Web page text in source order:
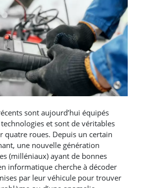
sont aujourd’hui équipés
technologies et sont de véritables
quatre roues. Depuis un certain
une nouvelle génération
(milléniaux) ayant de bonnes
informatique cherche à décoder
par leur véhicule pour trouver